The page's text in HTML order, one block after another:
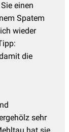
einen
Spatem
wieder
die
sehr